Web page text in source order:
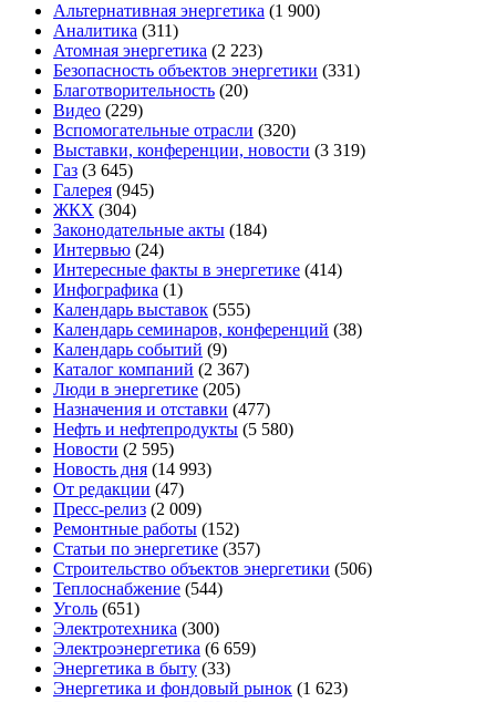
Альтернативная энергетика (1 900)
Аналитика (311)
Атомная энергетика (2 223)
Безопасность объектов энергетики (331)
Благотворительность (20)
Видео (229)
Вспомогательные отрасли (320)
Выставки, конференции, новости (3 319)
Газ (3 645)
Галерея (945)
ЖКХ (304)
Законодательные акты (184)
Интервью (24)
Интересные факты в энергетике (414)
Инфографика (1)
Календарь выставок (555)
Календарь семинаров, конференций (38)
Календарь событий (9)
Каталог компаний (2 367)
Люди в энергетике (205)
Назначения и отставки (477)
Нефть и нефтепродукты (5 580)
Новости (2 595)
Новость дня (14 993)
От редакции (47)
Пресс-релиз (2 009)
Ремонтные работы (152)
Статьи по энергетике (357)
Строительство объектов энергетики (506)
Теплоснабжение (544)
Уголь (651)
Электротехника (300)
Электроэнергетика (6 659)
Энергетика в быту (33)
Энергетика и фондовый рынок (1 623)